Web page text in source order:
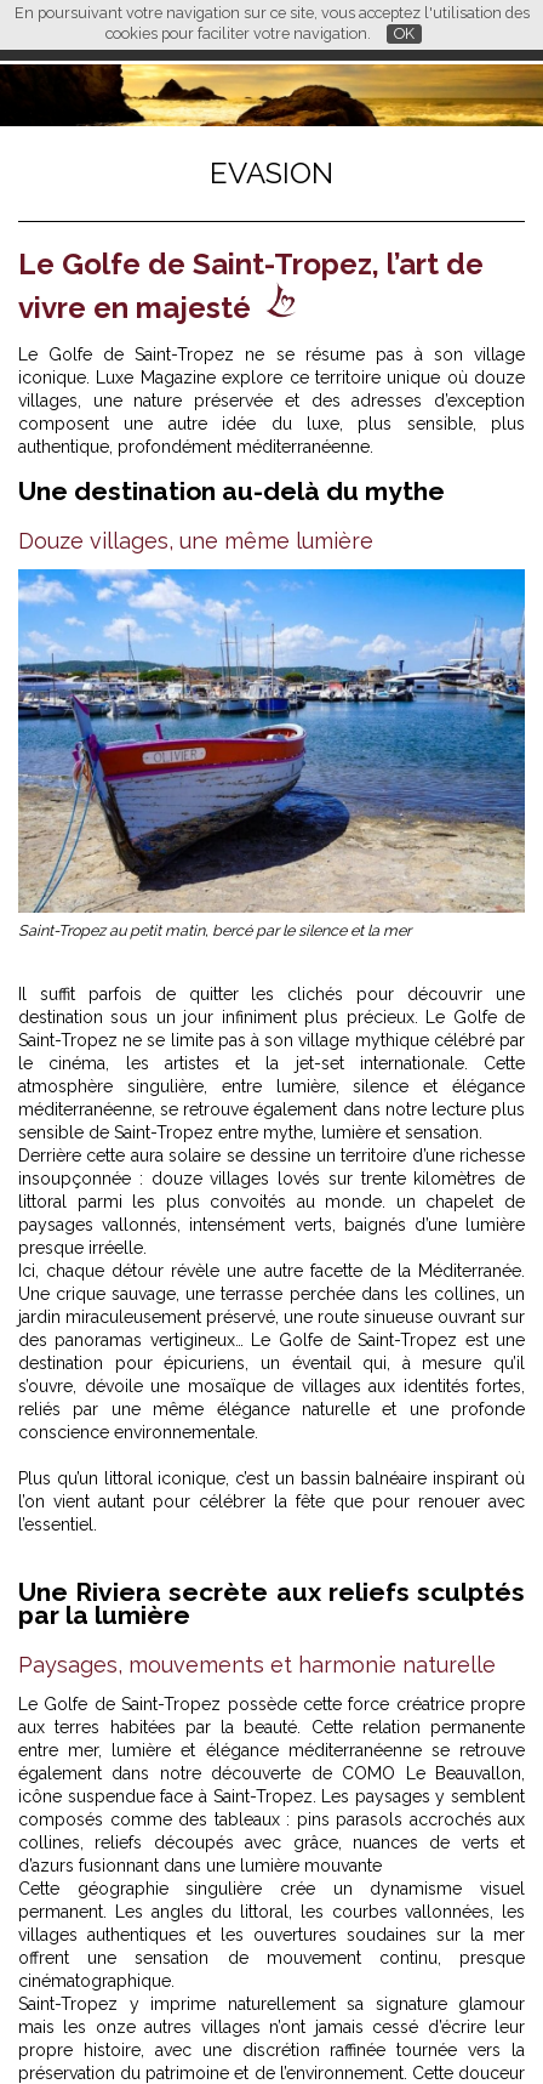
En poursuivant votre navigation sur ce site, vous acceptez l'utilisation des
cookies pour faciliter votre navigation.
OK
FR EN CN
L M
EVASION
Le Golfe de Saint-Tropez, l’art de
vivre en majesté
Le Golfe de Saint-Tropez ne se résume pas à son village
iconique. Luxe Magazine explore ce territoire unique où douze
villages, une nature préservée et des adresses d’exception
composent une autre idée du luxe, plus sensible, plus
authentique, profondément méditerranéenne.
Une destination au-delà du mythe
Douze villages, une même lumière
Saint-Tropez au petit matin, bercé par le silence et la mer
Il suffit parfois de quitter les clichés pour découvrir une
destination sous un jour infiniment plus précieux. Le Golfe de
Saint-Tropez ne se limite pas à son village mythique célébré par
le cinéma, les artistes et la jet-set internationale. Cette
atmosphère singulière, entre lumière, silence et élégance
méditerranéenne, se retrouve également dans notre lecture plus
sensible de Saint-Tropez entre mythe, lumière et sensation
Derrière cette aura solaire se dessine un territoire d’une richesse
insoupçonnée : douze villages lovés sur trente kilomètres de
littoral parmi les plus convoités au monde. un chapelet de
paysages vallonnés, intensément verts, baignés d’une lumière
presque irréelle.
Ici, chaque détour révèle une autre facette de la Méditerranée.
Une crique sauvage, une terrasse perchée dans les collines, un
jardin miraculeusement préservé, une route sinueuse ouvrant sur
des panoramas vertigineux… Le Golfe de Saint-Tropez est une
destination pour épicuriens, un éventail qui, à mesure qu’il
s’ouvre, dévoile une mosaïque de villages aux identités fortes,
reliés par une même élégance naturelle et une profonde
conscience environnementale.
Plus qu’un littoral iconique, c’est un bassin balnéaire inspirant où
l’on vient autant pour célébrer la fête que pour renouer avec
l’essentiel.
Une Riviera secrète aux reliefs sculptés
par la lumière
Paysages, mouvements et harmonie naturelle
Le Golfe de Saint-Tropez possède cette force créatrice propre
aux terres habitées par la beauté. Cette relation permanente
entre mer, lumière et élégance méditerranéenne se retrouve
également dans notre découverte de COMO Le Beauvallon,
icône suspendue face à Saint-Tropez . Les paysages y semblent
composés comme des tableaux : pins parasols accrochés aux
collines, reliefs découpés avec grâce, nuances de verts et
d’azurs fusionnant dans une lumière mouvante
Cette géographie singulière crée un dynamisme visuel
permanent. Les angles du littoral, les courbes vallonnées, les
villages authentiques et les ouvertures soudaines sur la mer
offrent une sensation de mouvement continu, presque
cinématographique.
Saint-Tropez y imprime naturellement sa signature glamour
mais les onze autres villages n’ont jamais cessé d’écrire leur
propre histoire, avec une discrétion raffinée tournée vers la
préservation du patrimoine et de l’environnement. Cette douceur